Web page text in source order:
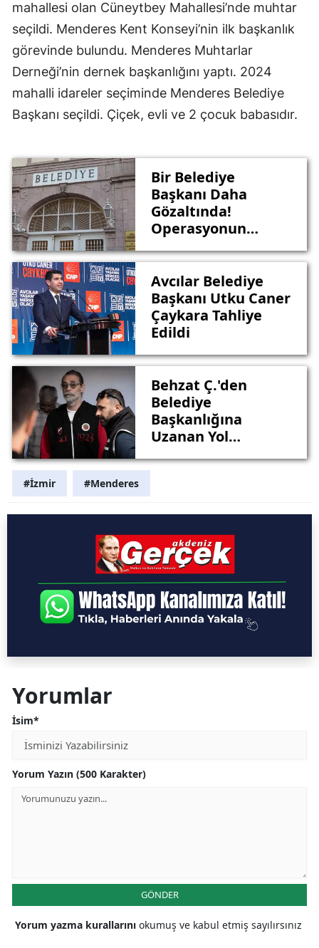
mahallesi olan Cüneytbey Mahallesi’nde muhtar
seçildi. Menderes Kent Konseyi’nin ilk başkanlık
görevinde bulundu. Menderes Muhtarlar
Derneği’nin dernek başkanlığını yaptı. 2024
mahalli idareler seçiminde Menderes Belediye
Başkanı seçildi. Çiçek, evli ve 2 çocuk babasıdır.
Bir Belediye
Başkanı Daha
Gözaltında!
Operasyonun
Menderes
Avcılar Belediye
Başkanı Utku Caner
Çaykara Tahliye
Edildi
Behzat Ç.'den
Belediye
Başkanlığına
Uzanan Yol
#İzmir #Menderes
Yorumlar
İsim*
Yorum Yazın (500 Karakter)
GÖNDER
Yorum yazma kurallarını okumuş ve kabul etmiş sayılırsınız